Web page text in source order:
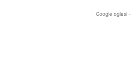
- Google oglasi -